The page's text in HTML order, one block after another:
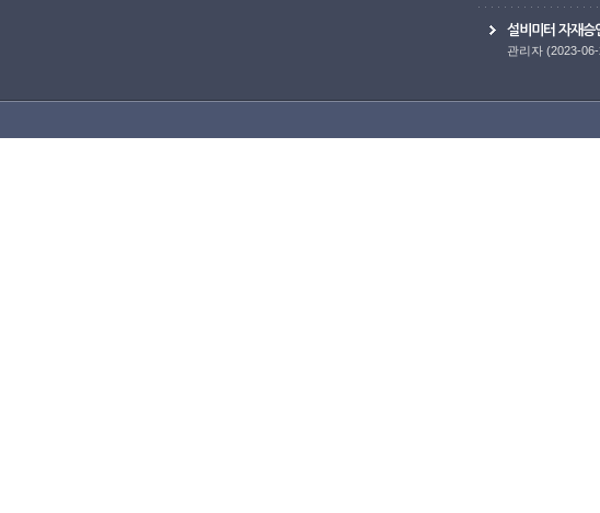
설비미터 자재승
관리자 (2023-